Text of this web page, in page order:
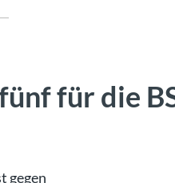
für die
gegen